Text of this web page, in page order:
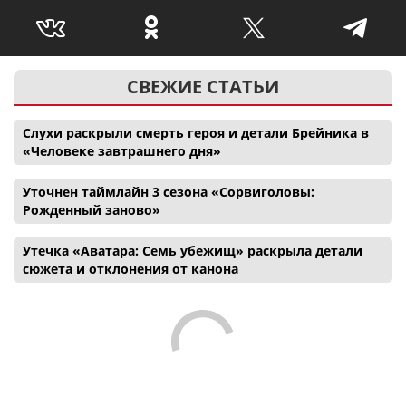
СВЕЖИЕ СТАТЬИ
Слухи раскрыли смерть героя и детали Брейника в
«Человеке завтрашнего дня»
Уточнен таймлайн 3 сезона «Сорвиголовы:
Рожденный заново»
Утечка «Аватара: Семь убежищ» раскрыла детали
сюжета и отклонения от канона